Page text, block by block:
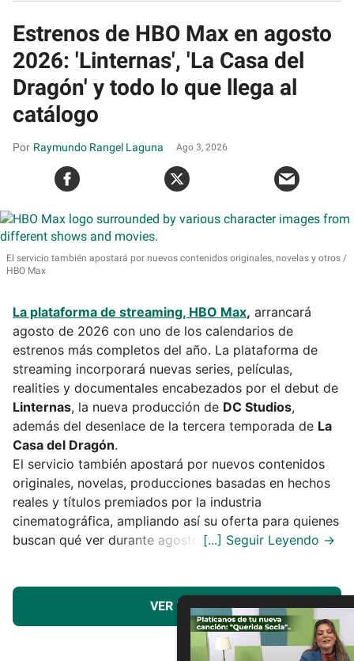
Estrenos de HBO Max en agosto
2026: 'Linternas', 'La Casa del
Dragón' y todo lo que llega al
catálogo
Raymundo Rangel Laguna Ago 3, 2026
El servicio también apostará por nuevos contenidos originales, novelas y otros
HBO Max
La plataforma de streaming, HBO Max, arrancará
agosto de 2026 con uno de los calendarios de
estrenos más completos del año. La plataforma de
streaming incorporará nuevas series, películas,
realities y documentales encabezados por el debut de
Linternas, la nueva producción de DC Studios,
además del desenlace de la tercera temporada de La
Casa del Dragón.
El servicio también apostará por nuevos contenidos
originales, novelas, producciones basadas en hechos
reales y títulos premiados por la industria
cinematográfica, ampliando así su oferta para quienes
buscan qué ver durante agosto.
VER MÁS